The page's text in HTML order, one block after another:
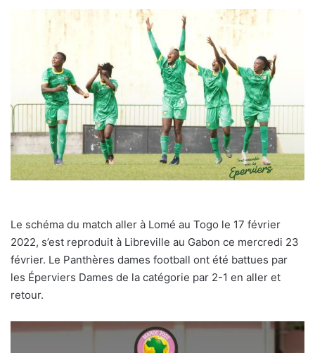
Le schéma du match aller à Lomé au Togo le 17 février
2022, s’est reproduit à Libreville au Gabon ce mercredi 23
février. Le Panthères dames football ont été battues par
les Éperviers Dames de la catégorie par 2-1 en aller et
retour.